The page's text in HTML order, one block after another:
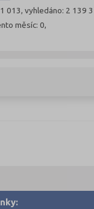
013, vyhledáno: 2 139
měsíc: 0,